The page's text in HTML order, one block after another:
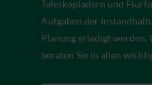
Teleskopladern und
Aufgaben der
Planung erledigt werden.
beraten Sie in allen